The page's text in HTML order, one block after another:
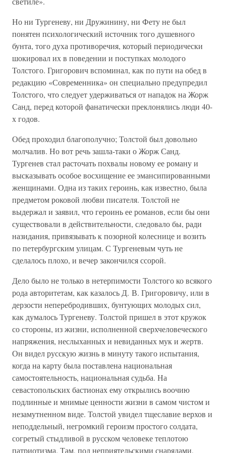
Но ни Тургеневу, ни Дружинину, ни Фету не был
понятен психологический источник того душевного
бунта, того духа противоречия, который периодически
шокировал их в поведении и поступках молодого
Толстого. Григорович вспоминал, как по пути на обед в
редакцию «Современника» он специально предупредил
Толстого, что следует удерживаться от нападок на Жорж
Санд, перед которой фанатически преклонялись люди 40-
х годов.
Обед проходил благополучно; Толстой был довольно
молчалив. Но вот речь зашла-таки о Жорж Санд.
Тургенев стал расточать похвалы новому ее роману и
высказывать особое восхищение ее эмансипированными
женщинами. Одна из таких героинь, как известно, была
предметом роковой любви писателя. Толстой не
выдержал и заявил, что героинь ее романов, если бы они
существовали в действительности, следовало бы, ради
назидания, привязывать к позорной колеснице и возить
по петербургским улицам. С Тургеневым чуть не
сделалось плохо, и вечер закончился ссорой.
Дело было не только в нетерпимости Толстого ко всякого
рода авторитетам, как казалось Д. В. Григоровичу, или в
дерзости неперебродивших, бунтующих молодых сил,
как думалось Тургеневу. Толстой пришел в этот кружок
со стороны, из жизни, исполненной сверхчеловеческого
напряжения, неслыханных и невиданных мук и жертв.
Он видел русскую жизнь в минуту такого испытания,
когда на карту была поставлена национальная
самостоятельность, национальная судьба. На
севастопольских бастионах ему открылись воочию
подлинные и мнимые ценности жизни в самом чистом и
незамутненном виде. Толстой увидел тщеславие верхов и
неподдельный, негромкий героизм простого солдата,
согретый стыдливой в русском человеке теплотою
патриотизма. Там, под неприятельскими снарядами,